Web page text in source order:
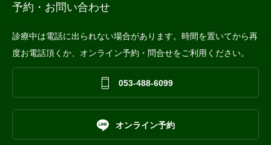
予約・お問い合わせ
診療中は電話に出られない場合があります。時間を置いてから再
度お電話頂くか、オンライン予約・問合せをご利用ください。
 053-488-6099
 オンライン予約